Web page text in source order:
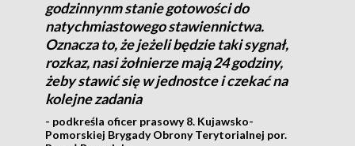
godzinnynm stanie gotowości do
natychmiastowego stawiennictwa.
Oznacza to, że jeżeli będzie taki sygnał,
rozkaz, nasi żołnierze mają 24 godziny,
żeby stawić się w jednostce i czekać na
kolejne zadania
- podkreśla oficer prasowy 8. Kujawsko-
Pomorskiej Brygady Obrony Terytorialnej por.